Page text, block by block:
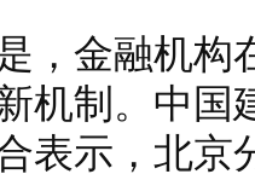
金融机构
机制。中
表示，北京